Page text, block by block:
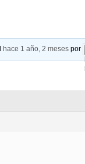
hace 1 año, 2 meses por